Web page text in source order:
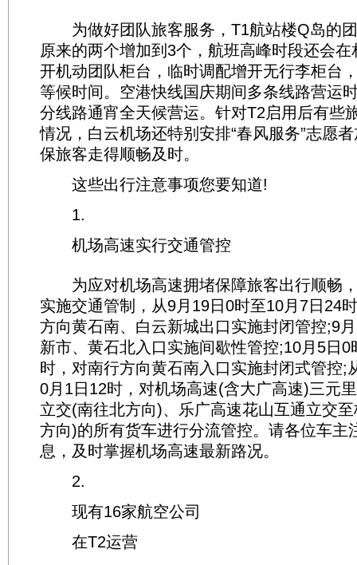
为做好团队旅客服务，T1航站楼Q岛的团
原来的两个增加到3个，航班高峰时段还会
开机动团队柜台，临时调配增开无行李柜台
等候时间。空港快线国庆期间多条线路营运
分线路通宵全天候营运。针对T2启用后有些
情况，白云机场还特别安排“春风服务”志愿
保旅客走得顺畅及时。
这些出行注意事项您要知道!
1.
机场高速实行交通管控
为应对机场高速拥堵保障旅客出行顺畅
实施交通管制，从9月19日0时至10月7日24
方向黄石南、白云新城出口实施封闭管控;9
新市、黄石北入口实施间歇性管控;10月5日0
时，对南行方向黄石南入口实施封闭式管控;
0月1日12时，对机场高速(含大广高速)三元
立交(南往北方向)、乐广高速花山互通立交
方向)的所有货车进行分流管控。请各位车主
息，及时掌握机场高速最新路况。
2.
现有16家航空公司
在T2运营